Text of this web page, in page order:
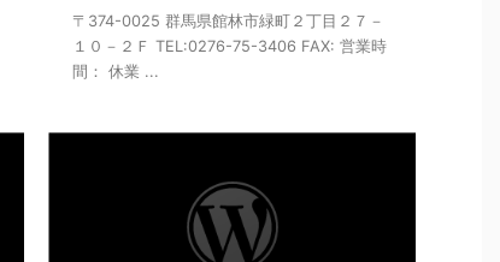
〒374-0025 群馬県館林市緑町２丁目２７－
１０－２Ｆ TEL:0276-75-3406 FAX: 営業時
間： 休業 ...